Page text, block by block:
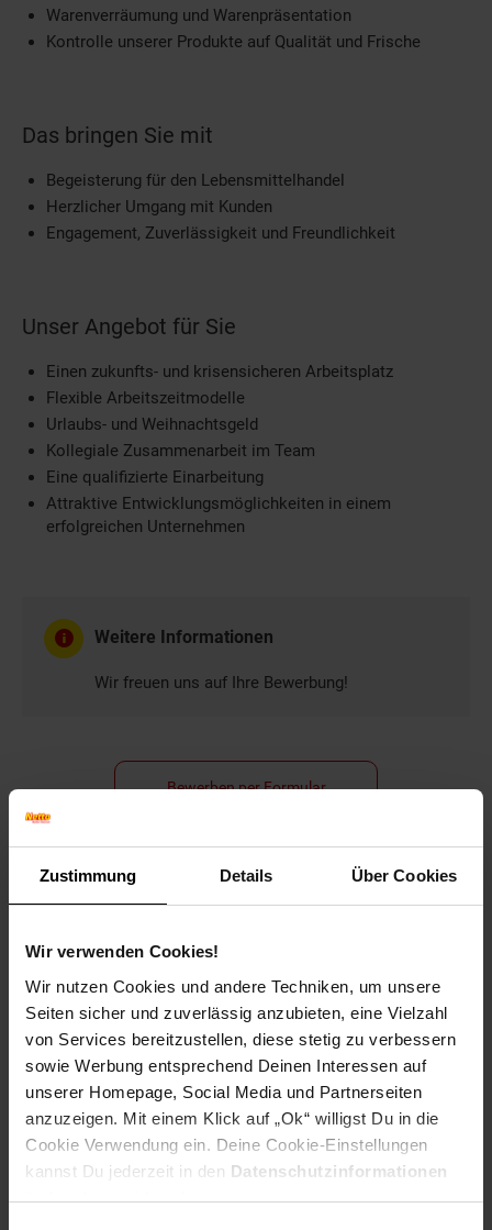
Zustimmung Details Über Cookies
Wir verwenden Cookies!
Wir nutzen Cookies und andere Techniken, um unsere
Seiten sicher und zuverlässig anzubieten, eine Vielzahl
von Services bereitzustellen, diese stetig zu verbessern
sowie Werbung entsprechend Deinen Interessen auf
unserer Homepage, Social Media und Partnerseiten
anzuzeigen. Mit einem Klick auf „Ok“ willigst Du in die
Cookie Verwendung ein. Deine Cookie-Einstellungen
kannst Du jederzeit in den Datenschutzinformationen
ändern bzw. widerrufen.
Warenverräumung und Warenpräsentation
Kontrolle unserer Produkte auf Qualität und Frische
Das bringen Sie mit
Begeisterung für den Lebensmittelhandel
Herzlicher Umgang mit Kunden
Engagement, Zuverlässigkeit und Freundlichkeit
Unser Angebot für Sie
Einen zukunfts- und krisensicheren Arbeitsplatz
Flexible Arbeitszeitmodelle
Urlaubs- und Weihnachtsgeld
Kollegiale Zusammenarbeit im Team
Eine qualifizierte Einarbeitung
Attraktive Entwicklungsmöglichkeiten in einem
erfolgreichen Unternehmen
Weitere Informationen
Wir freuen uns auf Ihre Bewerbung!
Bewerben per Formular
Folge uns auf Social Media!
Hinweis: Aus Gründen der leichteren Lesbarkeit verwenden
wir im Textverlauf die männliche Form der Anrede.
Selbstverständlich sind bei Netto Menschen jeder
Geschlechtsidentität willkommen.
Fußzeile